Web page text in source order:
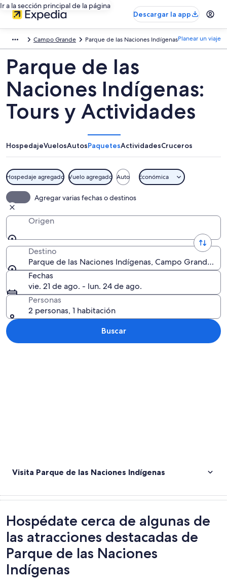
Ir a la sección principal de la página
Descargar la app
Campo Grande Parque de las Naciones IndígenasPlanear un viaje
Parque de las
Naciones Indígenas:
Tours y Actividades
HospedajeVuelosAutosPaquetesActividadesCruceros
Hospedaje agregado Vuelo agregado Auto Económica
Agregar varias fechas o destinos
Origen
Destino
Parque de las Naciones Indígenas, Campo Grande,
Fechas
vie. 21 de ago. - lun. 24 de ago.
Personas
2 personas, 1 habitación
Buscar
Visita Parque de las Naciones Indígenas
Hospédate cerca de algunas de
las atracciones destacadas de
Parque de las Naciones
Indígenas